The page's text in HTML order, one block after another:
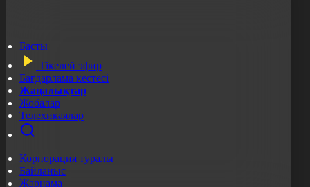
Басты
Тікелей эфир
Бағдарлама кестесі
Жаңалықтар
Жобалар
Телехикаялар
Корпорация туралы
Байланыс
Жарнама